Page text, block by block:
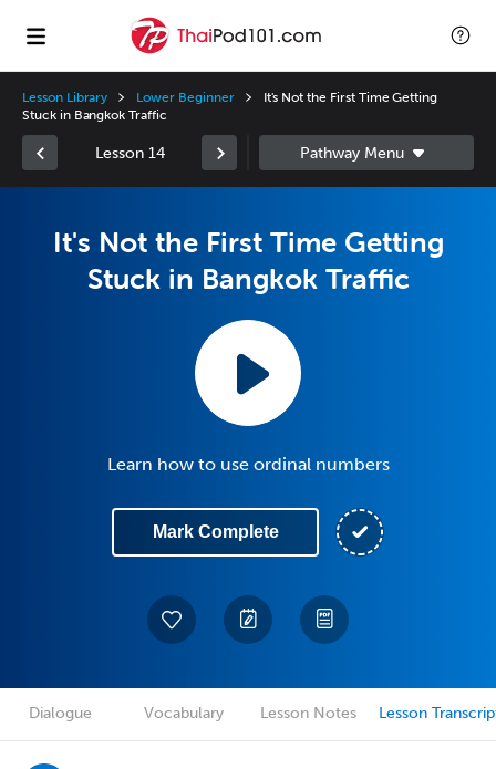
Lesson Library Lower Beginner
It's Not the First Time Getting
Stuck in Bangkok Traffic
Lesson 14
It's Not the First Time Getting
Stuck in Bangkok Traffic
Learn how to use ordinal numbers
Mark Complete
Dialogue Vocabulary Lesson Notes Lesson